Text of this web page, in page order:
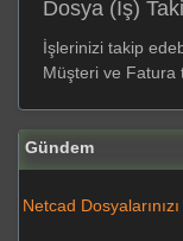
Dosya (İş)
İşlerinizi takip
Müşteri ve Fatura
Gündem
Netcad